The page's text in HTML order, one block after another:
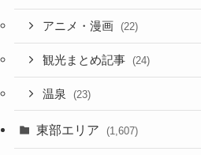
アニメ・漫画 (22)
観光まとめ記事 (24)
温泉 (23)
東部エリア (1,607)